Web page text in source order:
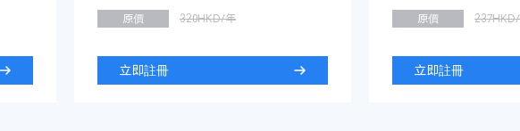
原價 320HKD/年
立即註冊
原價
立即註冊